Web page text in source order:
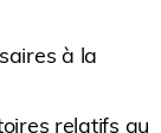
à la
relatifs au